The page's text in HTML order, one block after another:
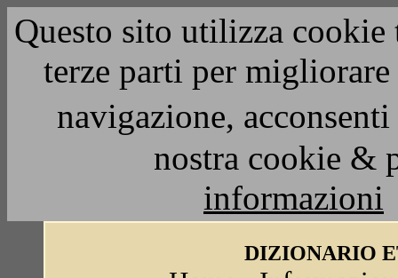
Questo sito utilizza
terze parti per
navigazione,
nostra cookie &
informazioni
DIZIONARIO